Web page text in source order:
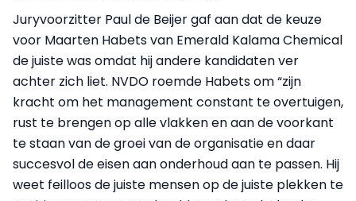
Juryvoorzitter Paul de Beijer gaf aan dat de keuze
voor Maarten Habets van Emerald Kalama Chemical
de juiste was omdat hij andere kandidaten ver
achter zich liet. NVDO roemde Habets om “zijn
kracht om het management constant te overtuigen,
rust te brengen op alle vlakken en aan de voorkant
te staan van de groei van de organisatie en daar
succesvol de eisen aan onderhoud aan te passen. Hij
weet feilloos de juiste mensen op de juiste plekken te